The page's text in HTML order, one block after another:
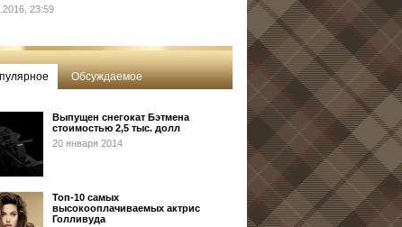
23:59
Обсуждаемое
Выпущен снегокат Бэтмена
стоимостью 2,5 тыс. долл
20 января 2014
Топ-10 самых
высокооплачиваемых актрис
Голливуда